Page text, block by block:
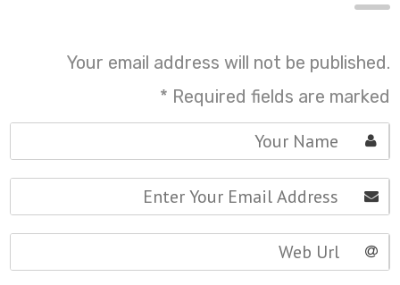
Your email address will not be published.
Required fields are marked
*